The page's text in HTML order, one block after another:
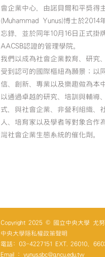
會企業中心，由諾貝爾和平獎得
(Muhammad Yunus)博士於2014
忘錄，並於同年10月16日正式掛
AACSB認證的管理學院。
我們以成為社會企業教育、研究
受到認可的國際樞紐為願景；以
信、創新、專業以及樂趣做為本
以通過卓越的研究、培訓與輔導
式，與社會企業、非營利組織、
人、培育家以及學者等對象合作
灣社會企業生態系統的催化劑。
Copyright 2025 © 國立中央大學 尤努
中央大學隱私權政策聲明
電話: 03-4227151 EXT. 26010、
Email : yunus.sbc@g.ncu.edu.tw